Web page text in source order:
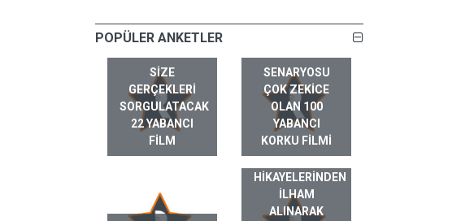
POPÜLER ANKETLER
SIZE
GERÇEKLERI
SORGULATACAK
22 YABANCI
FILM
SENARYOSU
ÇOK ZEKICE
OLAN 100
YABANCI
KORKU FILMI
GERÇEK HAYAT
HIKAYELERINDEN
ILHAM
ALINARAK